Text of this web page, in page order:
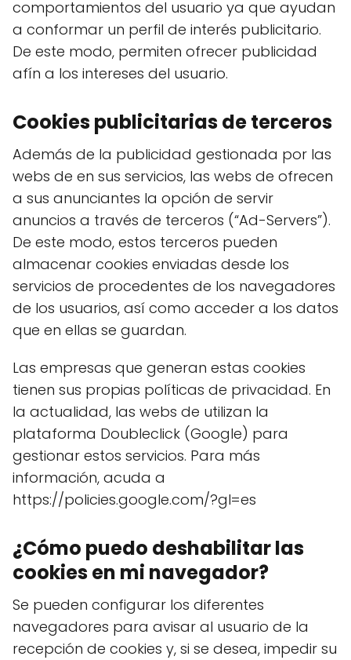
comportamientos del usuario ya que ayudan
a conformar un perfil de interés publicitario.
De este modo, permiten ofrecer publicidad
afín a los intereses del usuario.
Cookies publicitarias de terceros
Además de la publicidad gestionada por las
webs de en sus servicios, las webs de ofrecen
a sus anunciantes la opción de servir
anuncios a través de terceros (“Ad-Servers”).
De este modo, estos terceros pueden
almacenar cookies enviadas desde los
servicios de procedentes de los navegadores
de los usuarios, así como acceder a los datos
que en ellas se guardan.
Las empresas que generan estas cookies
tienen sus propias políticas de privacidad. En
la actualidad, las webs de utilizan la
plataforma Doubleclick (Google) para
gestionar estos servicios. Para más
información, acuda a
https://policies.google.com/?gl=es
¿Cómo puedo deshabilitar las
cookies en mi navegador?
Se pueden configurar los diferentes
navegadores para avisar al usuario de la
recepción de cookies y, si se desea, impedir su